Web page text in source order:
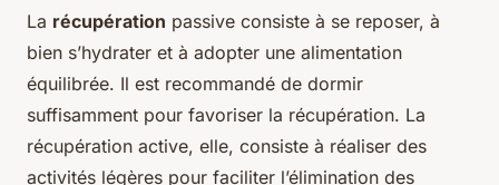
La récupération passive consiste à se reposer, à
bien s’hydrater et à adopter une alimentation
équilibrée. Il est recommandé de dormir
suffisamment pour favoriser la récupération. La
récupération active, elle, consiste à réaliser des
activités légères pour faciliter l’élimination des